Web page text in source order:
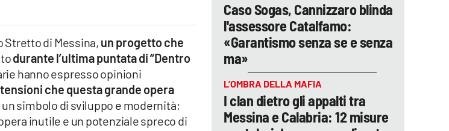
Stretto di Messina, un progetto che
durante l’ultima puntata di “Dentro
hanno espresso opinioni
che questa grande opera
un simbolo di sviluppo e modernità;
inutile e un potenziale spreco di
Caso Sogas, Cannizzaro blinda
l'assessore Catalfamo:
«Garantismo senza se e senza
ma»
L’OMBRA DELLA MAFIA
I clan dietro gli appalti tra
Messina e Calabria: 12 misure